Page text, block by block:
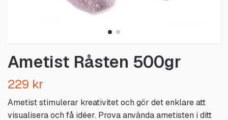
Ametist Råsten 500gr
229 kr
Ametist stimulerar kreativitet och gör det enklare att
visualisera och få idéer. Prova använda ametisten i ditt